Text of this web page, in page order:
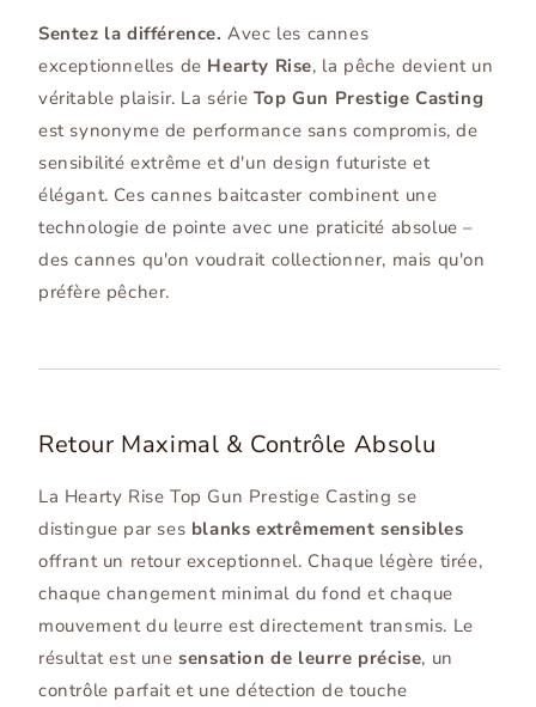
Sentez la différence. Avec les cannes
exceptionnelles de Hearty Rise, la pêche devient un
véritable plaisir. La série Top Gun Prestige Casting
est synonyme de performance sans compromis, de
sensibilité extrême et d'un design futuriste et
élégant. Ces cannes baitcaster combinent une
technologie de pointe avec une praticité absolue –
des cannes qu'on voudrait collectionner, mais qu'on
préfère pêcher.
Retour Maximal & Contrôle Absolu
La Hearty Rise Top Gun Prestige Casting se
distingue par ses blanks extrêmement sensibles
offrant un retour exceptionnel. Chaque légère tirée,
chaque changement minimal du fond et chaque
mouvement du leurre est directement transmis. Le
résultat est unesensation de leurre précise, un
contrôle parfait et une détection de touche